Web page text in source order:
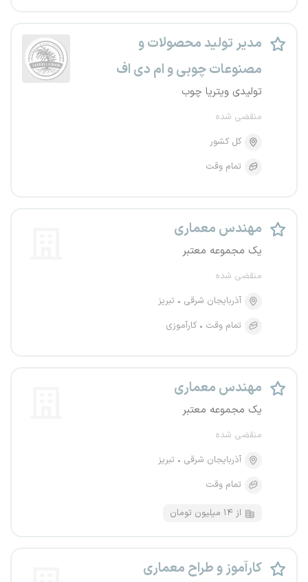
مدیر تولید محصولات و
مصنوعات چوبی و ام دی اف
تولیدی ویتریا چوب
منقضی شده
کل کشور
تمام وقت
مهندس معماری
یک مجموعه معتبر
منقضی شده
آذربایجان شرقی
تبریز
تمام وقت
کارآموزی
مهندس معماری
یک مجموعه معتبر
منقضی شده
آذربایجان شرقی
تبریز
تمام وقت
از ۱۴ میلیون تومان
کارآموز و طراح معماری